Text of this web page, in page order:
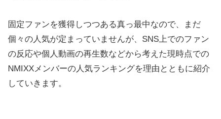
固定ファンを獲得しつつある真っ最中なので、まだ
個々の人気が定まっていませんが、SNS上でのファン
の反応や個人動画の再生数などから考えた現時点での
NMIXXメンバーの人気ランキングを理由とともに紹介
していきます。